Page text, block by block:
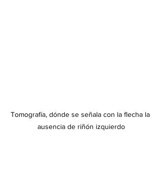
Tomografía, dónde se señala con la flecha la
ausencia de riñón izquierdo